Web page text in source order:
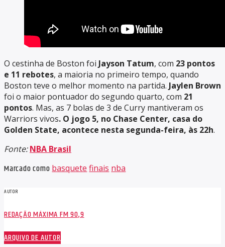
O cestinha de Boston foi Jayson Tatum, com 23 pontos
e 11 rebotes, a maioria no primeiro tempo, quando
Boston teve o melhor momento na partida. Jaylen Brown
foi o maior pontuador do segundo quarto, com 21
pontos. Mas, as 7 bolas de 3 de Curry mantiveram os
Warriors vivos. O jogo 5, no Chase Center, casa do
Golden State, acontece nesta segunda-feira, às 22h.
Fonte:NBA Brasil
Marcado comobasquete finais nba
AUTOR
REDAÇÃO MÁXIMA FM 90,9
ARQUIVO DE AUTOR